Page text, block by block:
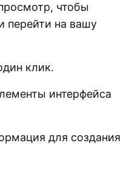
чтобы
перейти на вашу
клик.
интерфейса
для создания